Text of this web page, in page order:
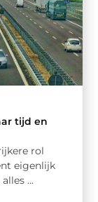
tijd en
rol
eigenlijk
...